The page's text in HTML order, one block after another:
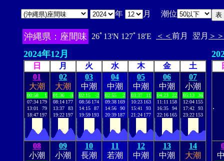
年 月 潮位
沖縄県：座間味 26ﾟ13'N 127ﾟ18'E ＜＜ 前月 翌月 ＞＞
2024年12月
日 月 火 水 木 金
土
01
大潮
00:58
1
07:34 179
13:01
79
18:47 197
02
大潮
01:36
-3
08:14 177
13:37
83
19:22 197
03
中潮
02:15
-2
08:56 174
14:15
87
19:59 193
04
中潮
02:55
2
09:38 169
14:56
90
20:39 187
05
中潮
03:37
11
10:23 163
15:41
93
21:24 177
06
中潮
04:23
22
11:11 158
16:35
94
22:16 165
07
小潮
05:13
36
12:04 155
17:42
93
23:22 153
08
小潮
09
小潮
10
長潮
11
若潮
12
中潮
13
中潮
14
大潮
.